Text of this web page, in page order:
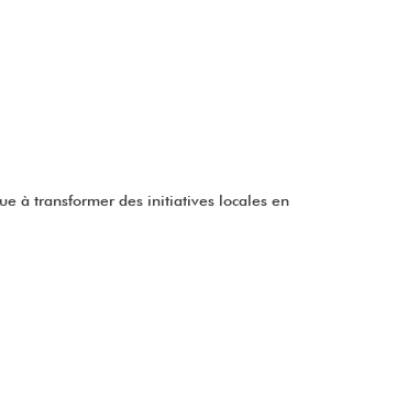
à transformer des initiatives locales en